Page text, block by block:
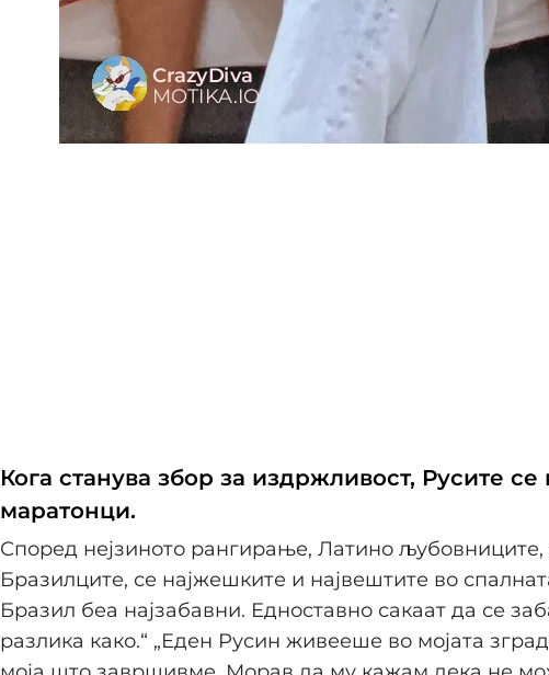
Кога станува збор за издржливост, Русите се
маратонци.
Според нејзиното рангирање, Латино љубовниците,
Бразилците, се најжешките и највештите во
Бразил беа најзабавни. Едноставно сакаат да се
разлика како.“ „Еден Русин живееше во мојата